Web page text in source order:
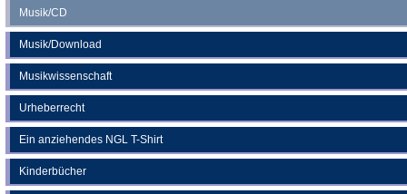
Musik/CD
Musik/Download
Musikwissenschaft
Urheberrecht
Ein anziehendes NGL T-Shirt
Kinderbücher